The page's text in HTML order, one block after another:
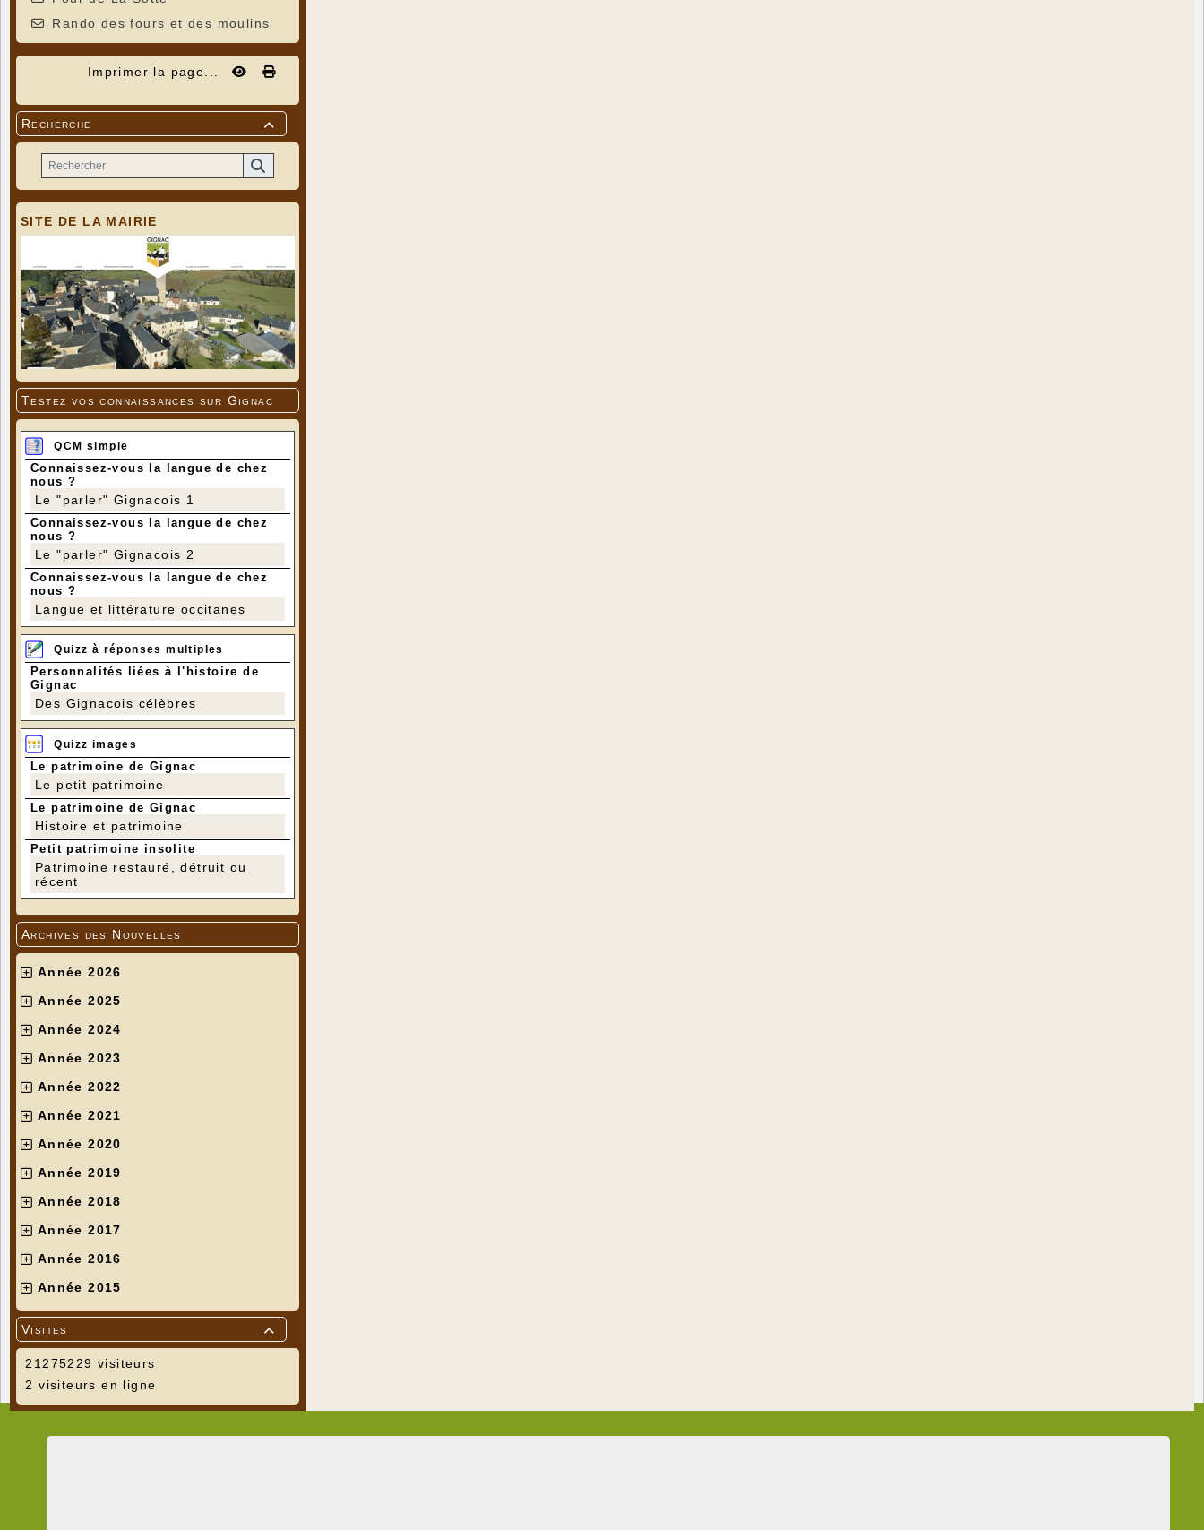
Rando des fours et des moulins
Imprimer la page...

Recherche
SITE DE LA MAIRIE
Testez vos connaissances sur Gignac
QCM simple
Connaissez-vous la langue de chez
nous ?
Le "parler" Gignacois 1
Connaissez-vous la langue de chez
nous ?
Le "parler" Gignacois 2
Connaissez-vous la langue de chez
nous ?
Langue et littérature occitanes
Quizz à réponses multiples
Personnalités liées à l'histoire de
Gignac
Des Gignacois célèbres
Quizz images
Le patrimoine de Gignac
Le petit patrimoine
Le patrimoine de Gignac
Histoire et patrimoine
Petit patrimoine insolite
Patrimoine restauré, détruit ou
récent
Archives des Nouvelles
Année 2026
Année 2025
Année 2024
Année 2023
Année 2022
Année 2021
Année 2020
Année 2019
Année 2018
Année 2017
Année 2016
Année 2015

Visites
21275229 visiteurs
2 visiteurs en ligne